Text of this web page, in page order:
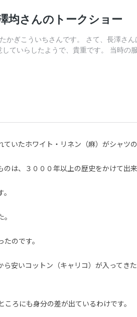
いたホワイト・リネン（麻）がシャツの
は、３０００年以上の歴史をかけて出来
。
たのです。
安いコットン（キャリコ）が入ってき
ころにも身分の差が出ているわけです。